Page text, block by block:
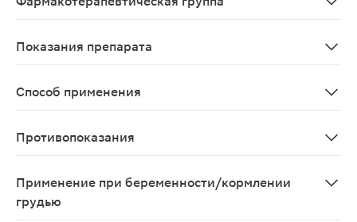
Показания препарата
Способ применения
Противопоказания
Применение при беременности/кормлении
грудью